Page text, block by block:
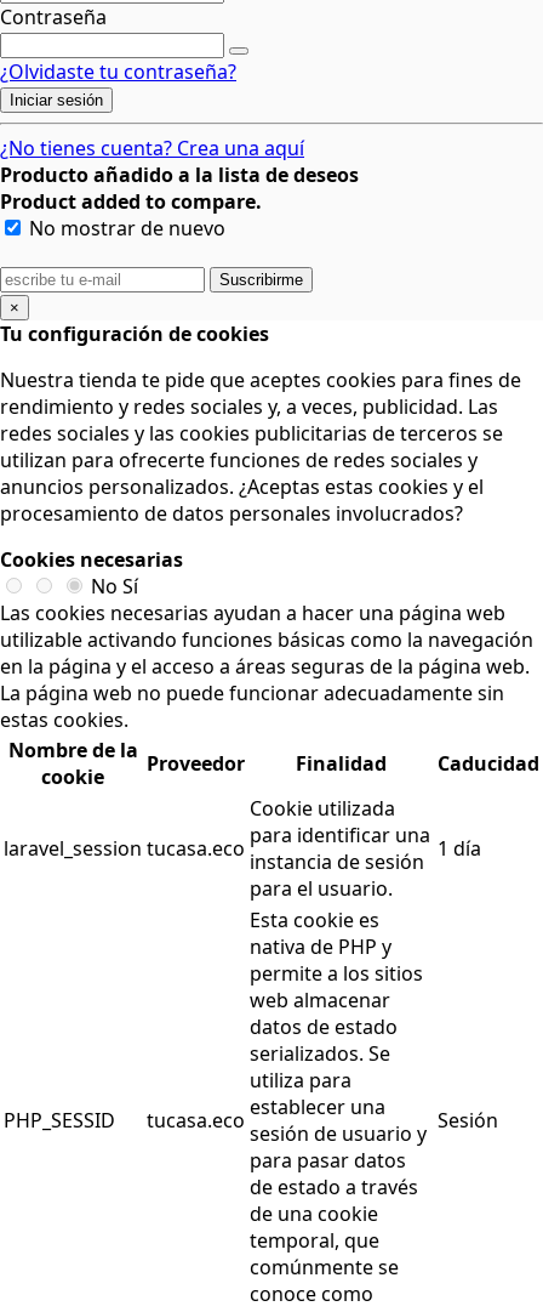
Contraseña
¿Olvidaste tu contraseña?
Iniciar sesión
¿No tienes cuenta? Crea una aquí
Producto añadido a la lista de deseos
Product added to compare.
No mostrar de nuevo
Suscribirme
×
Tu configuración de cookies
Nuestra tienda te pide que aceptes cookies para fines de
rendimiento y redes sociales y, a veces, publicidad. Las
redes sociales y las cookies publicitarias de terceros se
utilizan para ofrecerte funciones de redes sociales y
anuncios personalizados. ¿Aceptas estas cookies y el
procesamiento de datos personales involucrados?
Cookies necesarias
No Sí
Las cookies necesarias ayudan a hacer una página web
utilizable activando funciones básicas como la navegación
en la página y el acceso a áreas seguras de la página web.
La página web no puede funcionar adecuadamente sin
estas cookies.
Nombre de la
cookie
Proveedor Finalidad Caducidad
laravel_session tucasa.eco
Cookie utilizada
para identificar una
instancia de sesión
para el usuario.
1 día
PHP_SESSID tucasa.eco
Esta cookie es
nativa de PHP y
permite a los sitios
web almacenar
datos de estado
serializados. Se
utiliza para
establecer una
sesión de usuario y
para pasar datos
de estado a través
de una cookie
temporal, que
comúnmente se
conoce como
Sesión